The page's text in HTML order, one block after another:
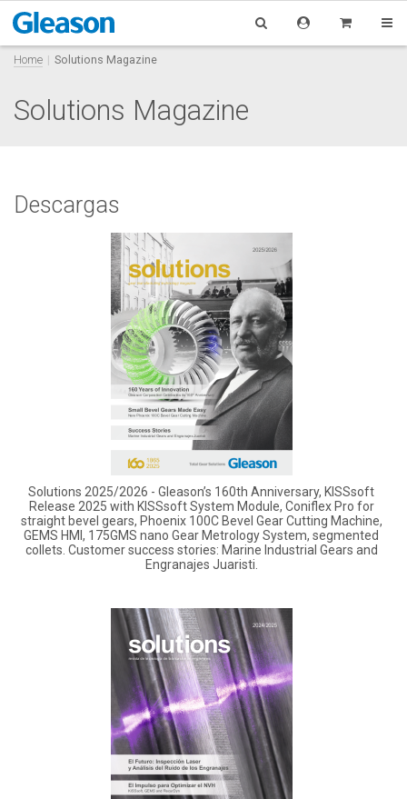
Home Solutions Magazine
Solutions Magazine
Descargas
Solutions 2025/2026 - Gleason’s 160th Anniversary, KISSsoft
Release 2025 with KISSsoft System Module, Coniflex Pro for
straight bevel gears, Phoenix 100C Bevel Gear Cutting Machine,
GEMS HMI, 175GMS nano Gear Metrology System, segmented
collets. Customer success stories: Marine Industrial Gears and
Engranajes Juaristi.